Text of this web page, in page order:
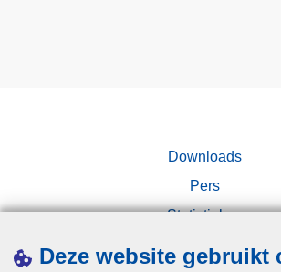
Deze website gebruikt
Downloads
Pers
Statistieken